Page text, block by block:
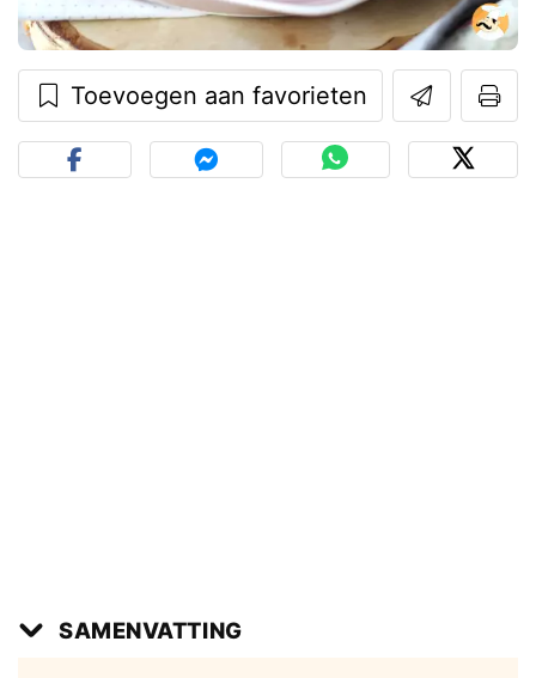
Toevoegen aan favorieten
SAMENVATTING